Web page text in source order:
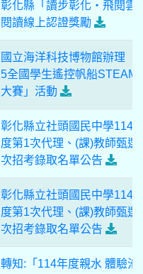
彰化縣「讀步彰化‧飛閱雲
閱讀線上認證獎勵
國立海洋科技博物館辦理「
5全國學生遙控帆船STEAM
大賽」活動
彰化縣立社頭國民中學114
度第1次代理、(課)教師甄選
次招考錄取名單公告
彰化縣立社頭國民中學114
度第1次代理、(課)教師甄選
次招考錄取名單公告
轉知:「114年度親水 體驗池